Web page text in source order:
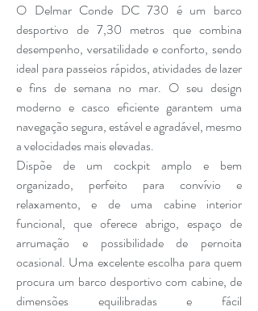
O Delmar Conde DC 730 é um barco
desportivo de 7,30 metros que combina
desempenho, versatilidade e conforto, sendo
ideal para passeios rápidos, atividades de lazer
e fins de semana no mar. O seu design
moderno e casco eficiente garantem uma
navegação segura, estável e agradável, mesmo
a velocidades mais elevadas.
Dispõe de um cockpit amplo e bem
organizado, perfeito para convívio e
relaxamento, e de uma cabine interior
funcional, que oferece abrigo, espaço de
arrumação e possibilidade de pernoita
ocasional. Uma excelente escolha para quem
procura um barco desportivo com cabine, de
dimensões equilibradas e fácil